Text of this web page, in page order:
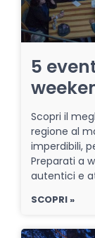
5
Scopri il
regione al
imperdibili,
Preparati a
autentici e
SCOPRI »